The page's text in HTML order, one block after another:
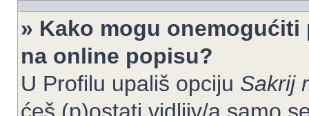
» Kako mogu
na online popisu?
U Profilu upališ opciju Sakrij